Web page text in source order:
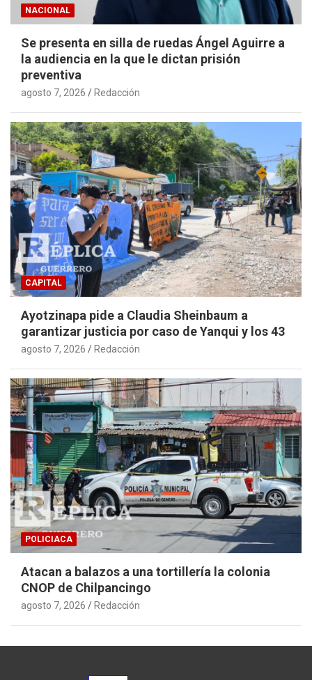
NACIONAL
Se presenta en silla de ruedas Ángel Aguirre a
la audiencia en la que le dictan prisión
preventiva
agosto 7, 2026 Redacción
CAPITAL
Ayotzinapa pide a Claudia Sheinbaum a
garantizar justicia por caso de Yanqui y los 43
agosto 7, 2026 Redacción
POLICIACA
Atacan a balazos a una tortillería la colonia
CNOP de Chilpancingo
agosto 7, 2026 Redacción